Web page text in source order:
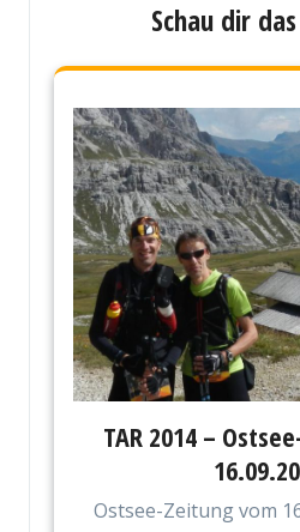
Schau dir
TAR 2014 –
Ostsee-Zeitung vom